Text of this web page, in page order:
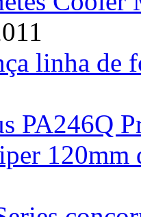
linha de
PA246Q
120mm